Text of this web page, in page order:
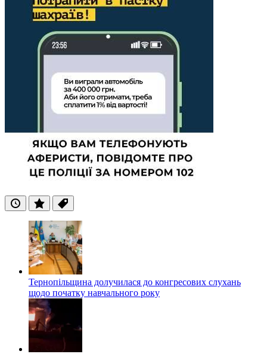
ОстанніПопулярні
Теги
Тернопільщина долучилася до конгресових слухань
щодо початку навчального року